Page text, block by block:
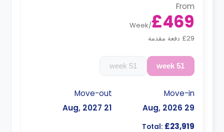
From
£469
/
Week
£29 دفعة مقدمة
51 week
51 week
Move-in
29 Aug, 2026
Move-out
21 Aug, 2027
Total: £23,919